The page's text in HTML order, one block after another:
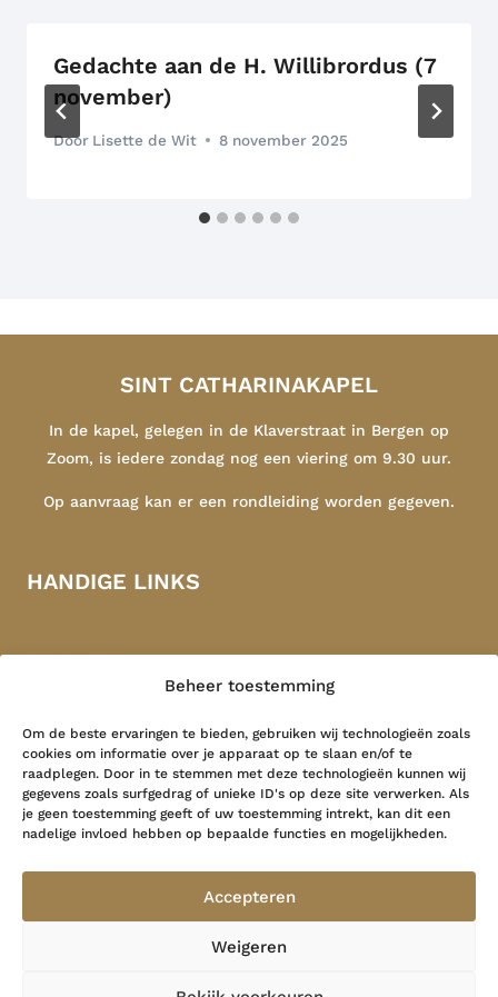
Beheer toestemming
Om de beste ervaringen te bieden, gebruiken wij technologieën zoals
cookies om informatie over je apparaat op te slaan en/of te
raadplegen. Door in te stemmen met deze technologieën kunnen wij
gegevens zoals surfgedrag of unieke ID's op deze site verwerken. Als
je geen toestemming geeft of uw toestemming intrekt, kan dit een
nadelige invloed hebben op bepaalde functies en mogelijkheden.
Accepteren
Weigeren
Gedachte aan de H. Willibrordus (7
november)
Door Lisette de Wit 8 november 2025
SINT CATHARINAKAPEL
In de kapel, gelegen in de Klaverstraat in Bergen op
Zoom, is iedere zondag nog een viering om 9.30 uur.
Op aanvraag kan er een rondleiding worden gegeven.
HANDIGE LINKS
Congregatie
LAATSTE NIEUWS
Grote Geest …
26 mei 2026
Herinner me, heer…